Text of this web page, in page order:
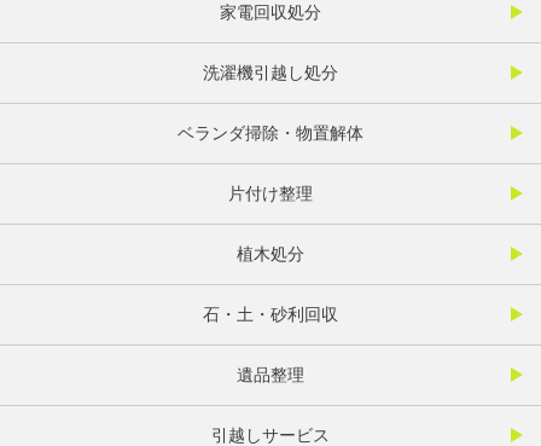
家電回収処分
洗濯機引越し処分
ベランダ掃除・物置解体
片付け整理
植木処分
石・土・砂利回収
遺品整理
引越しサービス